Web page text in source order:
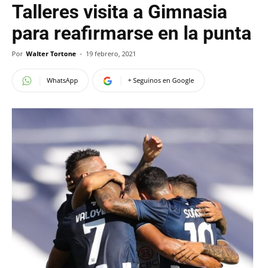
Talleres visita a Gimnasia
para reafirmarse en la punta
Por Walter Tortone - 19 febrero, 2021
WhatsApp + Seguinos en Google